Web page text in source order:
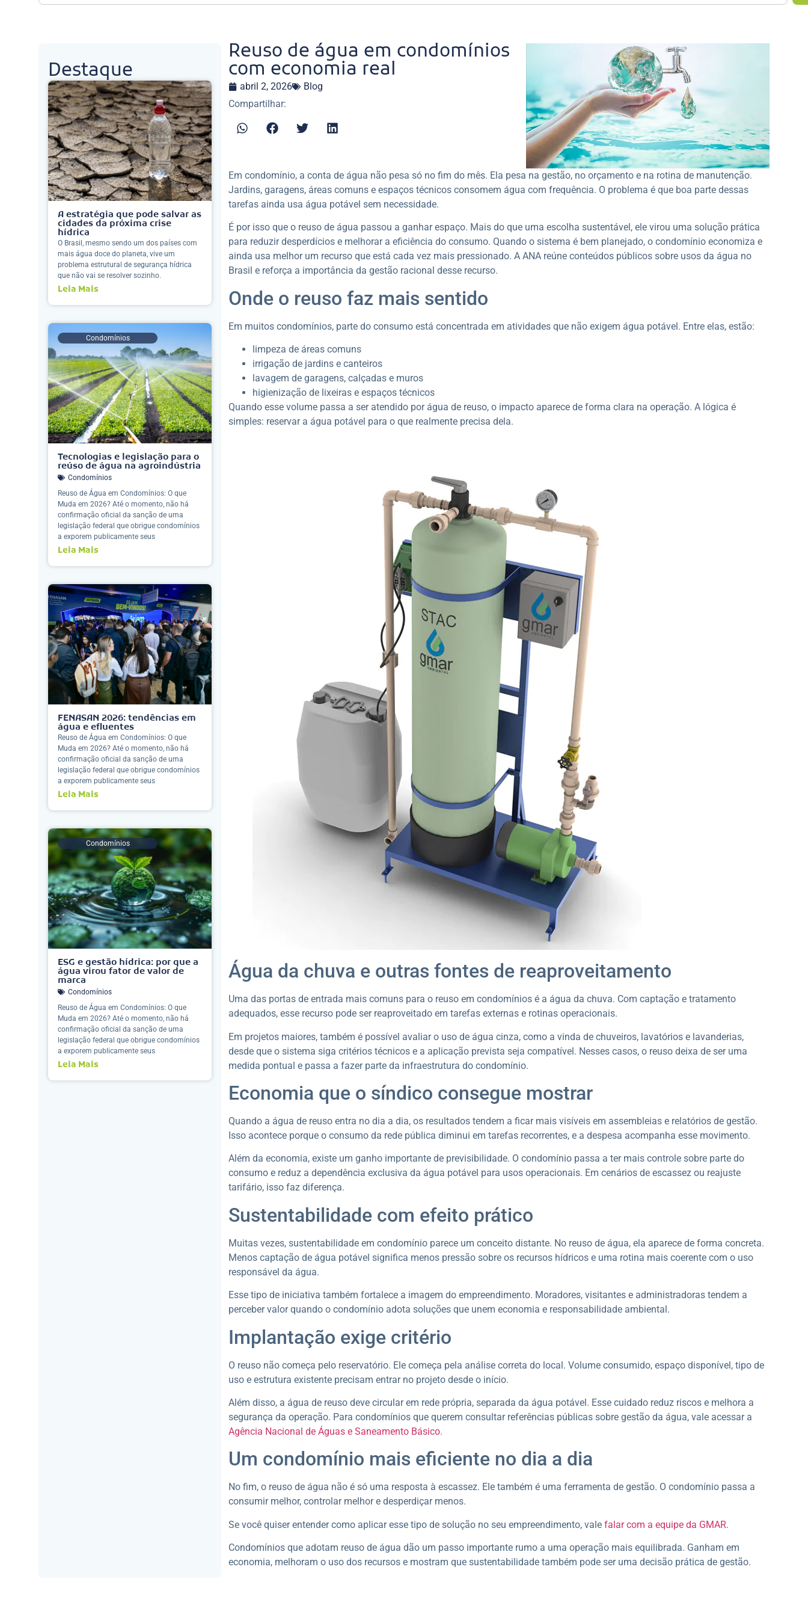
Destaque
A estratégia que pode salvar as
cidades da próxima crise
hídrica
O Brasil, mesmo sendo um dos países com
mais água doce do planeta, vive um
problema estrutural de segurança hídrica
que não vai se resolver sozinho.
Leia Mais
Condomínios
Tecnologias e legislação para o
reúso de água na agroindústria
Condomínios
Reuso de Água em Condomínios: O que
Muda em 2026? Até o momento, não há
confirmação oficial da sanção de uma
legislação federal que obrigue condomínios
a exporem publicamente seus
Leia Mais
FENASAN 2026: tendências em
água e efluentes
Reuso de Água em Condomínios: O que
Muda em 2026? Até o momento, não há
confirmação oficial da sanção de uma
legislação federal que obrigue condomínios
a exporem publicamente seus
Leia Mais
Condomínios
ESG e gestão hídrica: por que a
água virou fator de valor de
marca
Condomínios
Reuso de Água em Condomínios: O que
Muda em 2026? Até o momento, não há
confirmação oficial da sanção de uma
legislação federal que obrigue condomínios
a exporem publicamente seus
Leia Mais
Reuso de água em condomínios
com economia real
abril 2, 2026
Blog
Compartilhar:
Em condomínio, a conta de água não pesa só no fim do mês. Ela pesa na gestão, no orçamento e na rotina de manutenção.
Jardins, garagens, áreas comuns e espaços técnicos consomem água com frequência. O problema é que boa parte dessas
tarefas ainda usa água potável sem necessidade.
É por isso que o reuso de água passou a ganhar espaço. Mais do que uma escolha sustentável, ele virou uma solução prática
para reduzir desperdícios e melhorar a eficiência do consumo. Quando o sistema é bem planejado, o condomínio economiza e
ainda usa melhor um recurso que está cada vez mais pressionado. A ANA reúne conteúdos públicos sobre usos da água no
Brasil e reforça a importância da gestão racional desse recurso.
Onde o reuso faz mais sentido
Em muitos condomínios, parte do consumo está concentrada em atividades que não exigem água potável. Entre elas, estão:
limpeza de áreas comuns
irrigação de jardins e canteiros
lavagem de garagens, calçadas e muros
higienização de lixeiras e espaços técnicos
Quando esse volume passa a ser atendido por água de reuso, o impacto aparece de forma clara na operação. A lógica é
simples: reservar a água potável para o que realmente precisa dela.
Água da chuva e outras fontes de reaproveitamento
Uma das portas de entrada mais comuns para o reuso em condomínios é a água da chuva. Com captação e tratamento
adequados, esse recurso pode ser reaproveitado em tarefas externas e rotinas operacionais.
Em projetos maiores, também é possível avaliar o uso de água cinza, como a vinda de chuveiros, lavatórios e lavanderias,
desde que o sistema siga critérios técnicos e a aplicação prevista seja compatível. Nesses casos, o reuso deixa de ser uma
medida pontual e passa a fazer parte da infraestrutura do condomínio.
Economia que o síndico consegue mostrar
Quando a água de reuso entra no dia a dia, os resultados tendem a ficar mais visíveis em assembleias e relatórios de gestão.
Isso acontece porque o consumo da rede pública diminui em tarefas recorrentes, e a despesa acompanha esse movimento.
Além da economia, existe um ganho importante de previsibilidade. O condomínio passa a ter mais controle sobre parte do
consumo e reduz a dependência exclusiva da água potável para usos operacionais. Em cenários de escassez ou reajuste
tarifário, isso faz diferença.
Sustentabilidade com efeito prático
Muitas vezes, sustentabilidade em condomínio parece um conceito distante. No reuso de água, ela aparece de forma concreta.
Menos captação de água potável significa menos pressão sobre os recursos hídricos e uma rotina mais coerente com o uso
responsável da água.
Esse tipo de iniciativa também fortalece a imagem do empreendimento. Moradores, visitantes e administradoras tendem a
perceber valor quando o condomínio adota soluções que unem economia e responsabilidade ambiental.
Implantação exige critério
O reuso não começa pelo reservatório. Ele começa pela análise correta do local. Volume consumido, espaço disponível, tipo de
uso e estrutura existente precisam entrar no projeto desde o início.
Além disso, a água de reuso deve circular em rede própria, separada da água potável. Esse cuidado reduz riscos e melhora a
segurança da operação. Para condomínios que querem consultar referências públicas sobre gestão da água, vale acessar a
Agência Nacional de Águas e Saneamento Básico.
Um condomínio mais eficiente no dia a dia
No fim, o reuso de água não é só uma resposta à escassez. Ele também é uma ferramenta de gestão. O condomínio passa a
consumir melhor, controlar melhor e desperdiçar menos.
Se você quiser entender como aplicar esse tipo de solução no seu empreendimento, valefalar com a equipe da GMAR.
Condomínios que adotam reuso de água dão um passo importante rumo a uma operação mais equilibrada. Ganham em
economia, melhoram o uso dos recursos e mostram que sustentabilidade também pode ser uma decisão prática de gestão.